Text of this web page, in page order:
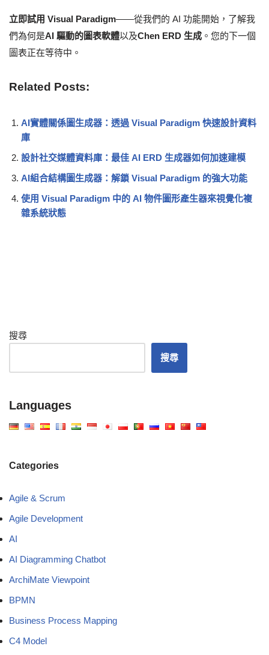
立即試用 Visual Paradigm——從我們的 AI 功能開始，了解我
們為何是AI 驅動的圖表軟體以及Chen ERD 生成 。您的下一個
圖表正在等待中。
Related Posts:
AI實體關係圖生成器：透過 Visual Paradigm 快速設計資料
庫
設計社交媒體資料庫：最佳 AI ERD 生成器如何加速建模
AI組合結構圖生成器：解鎖 Visual Paradigm 的強大功能
使用 Visual Paradigm 中的 AI 物件圖形產生器來視覺化複
雜系統狀態
搜尋
搜尋
Languages
Categories
Agile & Scrum
Agile Development
AI
AI Diagramming Chatbot
ArchiMate Viewpoint
BPMN
Business Process Mapping
C4 Model